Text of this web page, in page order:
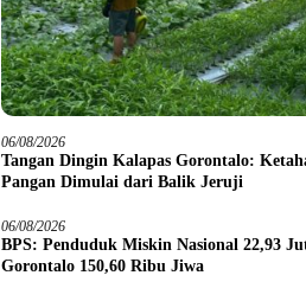
06/08/2026
Tangan Dingin Kalapas Gorontalo:
Pangan Dimulai dari Balik Jeruji
06/08/2026
BPS: Penduduk Miskin Nasional 22,93
Gorontalo 150,60 Ribu Jiwa